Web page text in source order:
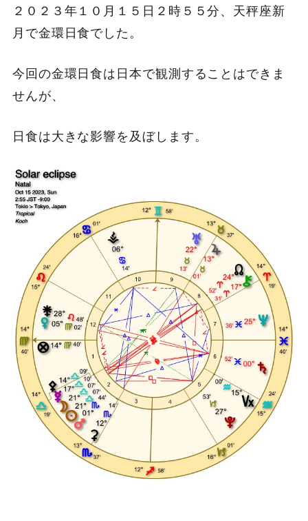
２０２３年１０月１５日２時５５分、天秤座新
月で金環日食でした。
今回の金環日食は日本で観測することはできま
せんが、
日食は大きな影響を及ぼします。